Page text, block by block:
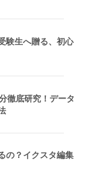
験生へ贈る、初心
徹底研究！データ
の？イクスタ編集